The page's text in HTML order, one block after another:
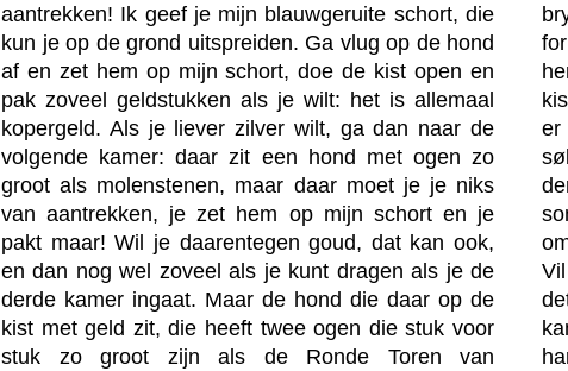
aantrekken! Ik geef je mijn blauwgeruite schort, die
kun je op de grond uitspreiden. Ga vlug op de hond
af en zet hem op mijn schort, doe de kist open en
pak zoveel geldstukken als je wilt: het is allemaal
kopergeld. Als je liever zilver wilt, ga dan naar de
volgende kamer: daar zit een hond met ogen zo
groot als molenstenen, maar daar moet je je niks
van aantrekken, je zet hem op mijn schort en je
pakt maar! Wil je daarentegen goud, dat kan ook,
en dan nog wel zoveel als je kunt dragen als je de
derde kamer ingaat. Maar de hond die daar op de
kist met geld zit, die heeft twee ogen die stuk voor
stuk zo groot zijn als de Ronde Toren van
er